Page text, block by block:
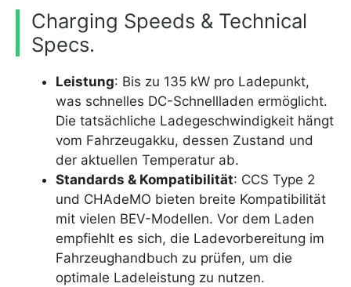
Charging Speeds & Technical
Specs.
Leistung: Bis zu 135 kW pro Ladepunkt,
was schnelles DC-Schnellladen ermöglicht.
Die tatsächliche Ladegeschwindigkeit hängt
vom Fahrzeugakku, dessen Zustand und
der aktuellen Temperatur ab.
Standards & Kompatibilität: CCS Type 2
und CHAdeMO bieten breite Kompatibilität
mit vielen BEV-Modellen. Vor dem Laden
empfiehlt es sich, die Ladevorbereitung im
Fahrzeughandbuch zu prüfen, um die
optimale Ladeleistung zu nutzen.